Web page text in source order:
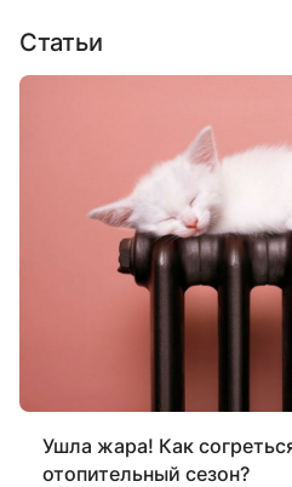
Статьи
Ушла жара! Как
отопительный сезон?